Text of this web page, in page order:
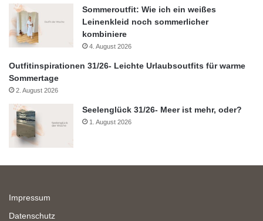
Sommeroutfit: Wie ich ein weißes
Leinenkleid noch sommerlicher
kombiniere
4. August 2026
Outfitinspirationen 31/26- Leichte Urlaubsoutfits für warme
Sommertage
2. August 2026
Seelenglück 31/26- Meer ist mehr, oder?
1. August 2026
Impressum
Datenschutz